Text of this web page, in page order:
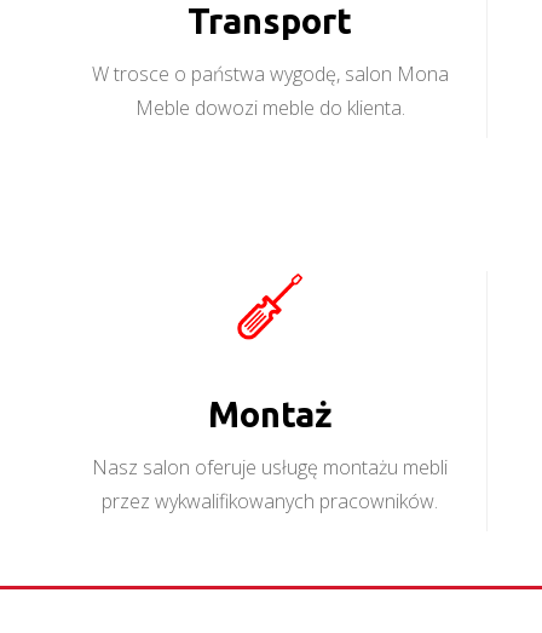
Transport
W trosce o państwa wygodę, salon Mona
Meble dowozi meble do klienta.
Montaż
Nasz salon oferuje usługę montażu mebli
przez wykwalifikowanych pracowników.